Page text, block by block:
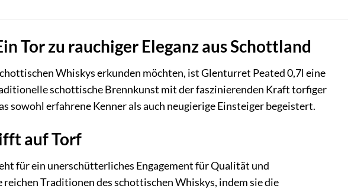
Tor zu rauchiger Eleganz aus Schottland
Whiskys erkunden möchten, ist Glenturret Peated 0,7l eine
schottische Brennkunst mit der faszinierenden Kraft torfiger
sowohl erfahrene Kenner als auch neugierige Einsteiger begeistert.
auf Torf
für ein unerschütterliches Engagement für Qualität und
Traditionen des schottischen Whiskys, indem sie die